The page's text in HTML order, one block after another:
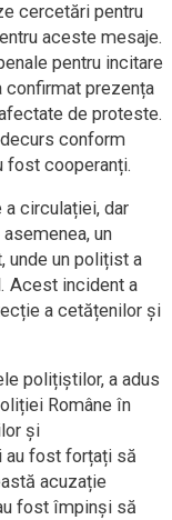
cercetări pentru
aceste mesaje.
pentru incitare
confirmat prezența
de proteste.
conform
fost cooperanți.
circulației, dar
un
unde un polițist a
Acest incident a
a cetățenilor și
polițiștilor, a adus
Române în
și
au fost forțați să
acuzație
fost împinși să